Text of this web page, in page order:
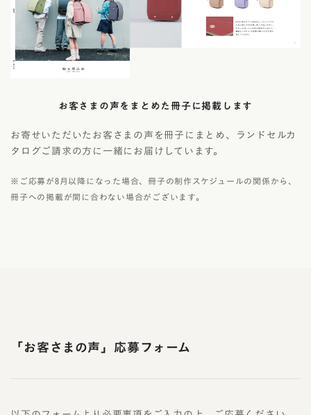
お客さまの声をまとめた冊子に掲載します
お寄せいただいたお客さまの声を冊子にまとめ、ランドセルカ
タログご請求の方に一緒にお届けしています。
※ご応募が8月以降になった場合、冊子の制作スケジュールの関係から、
冊子への掲載が間に合わない場合がございます。
「お客さまの声」応募フォーム